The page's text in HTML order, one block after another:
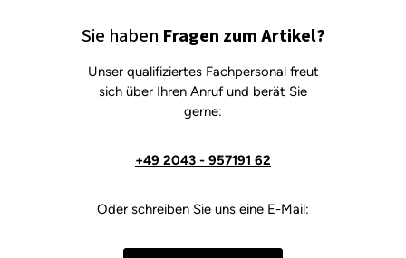
Sie haben Fragen zum Artikel?
Unser qualifiziertes Fachpersonal freut
sich über Ihren Anruf und berät Sie
gerne:
+49 2043 - 957191 62
Oder schreiben Sie uns eine E-Mail: